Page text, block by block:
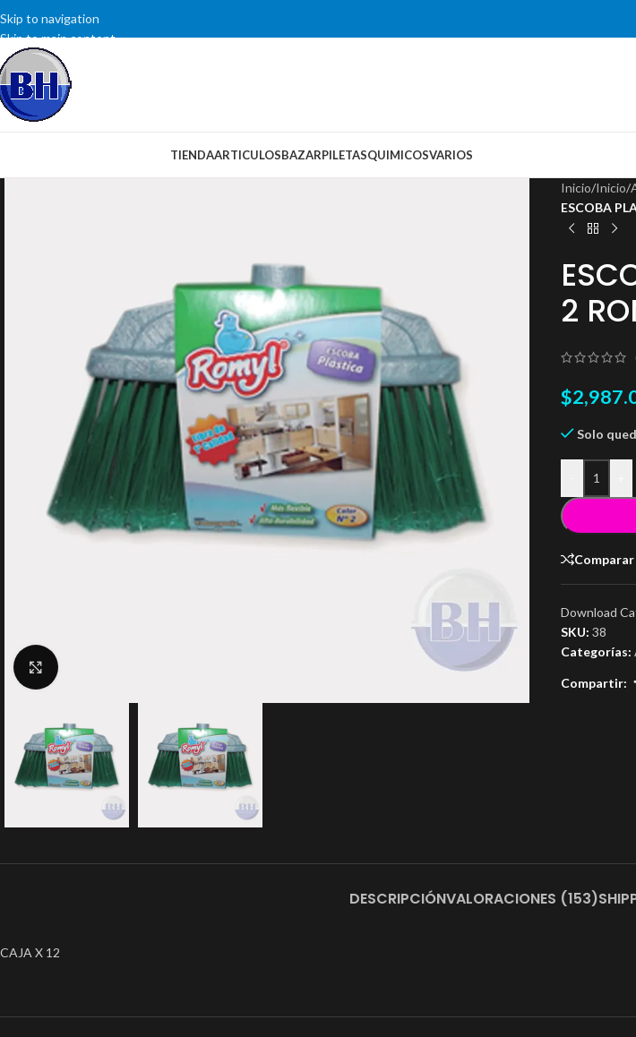
Skip to navigation
Skip to main content
TIENDAARTICULOSBAZARPILETASQUIMICOSVARIOS
Inicio/Inicio/
ESCOBA
2
$
Solo
Comparar
Download
SKU: 38
Categorías:
Compartir:
DESCRIPCIÓNVALORACIONES (153)
CAJA X 12